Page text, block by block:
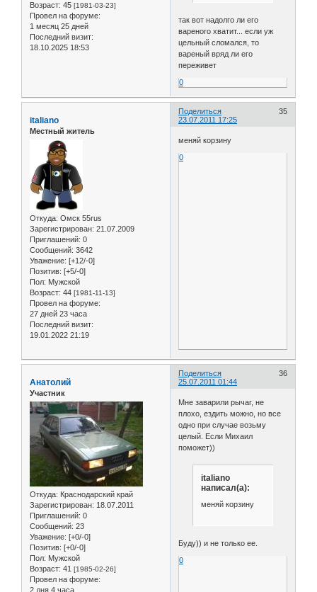
Возраст: 45 [1981-03-23]
Провел на форуме:
1 месяц 25 дней
Последний визит:
18.10.2025 18:53
так вот надолго ли его
вареного хватит... если уж
цельный сломался, то
вареный вряд ли его
переживет
0
Поделиться
35
23.07.2011 17:25
italiano
Местный житель
Откуда: Омск 55rus
Зарегистрирован: 21.07.2009
Приглашений: 0
Сообщений: 3642
Уважение: [+12/-0]
Позитив: [+5/-0]
Пол: Мужской
Возраст: 44 [1981-11-13]
Провел на форуме:
27 дней 23 часа
Последний визит:
19.01.2022 21:19
меняй корзину
0
Поделиться
36
25.07.2011 01:44
Анатолий
Участник
Откуда: Краснодарский край
Зарегистрирован: 18.07.2011
Приглашений: 0
Сообщений: 23
Уважение: [+0/-0]
Позитив: [+0/-0]
Пол: Мужской
Возраст: 41 [1985-02-26]
Провел на форуме:
2 дня 4 часа
Мне заварили рычаг, не
плохо, ездить можно, но все
одно при случае возьму
целый. Если Михаил
поможет))
italiano
написал(а):
меняй корзину
Буду)) и не только ее.
0